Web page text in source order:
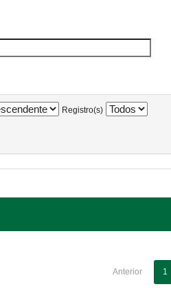
Registro(s)
Anterior 1